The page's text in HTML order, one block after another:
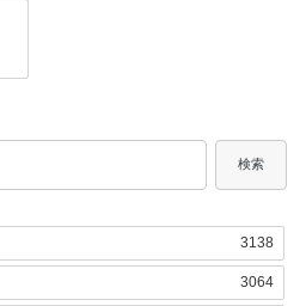
検索
3138
3064